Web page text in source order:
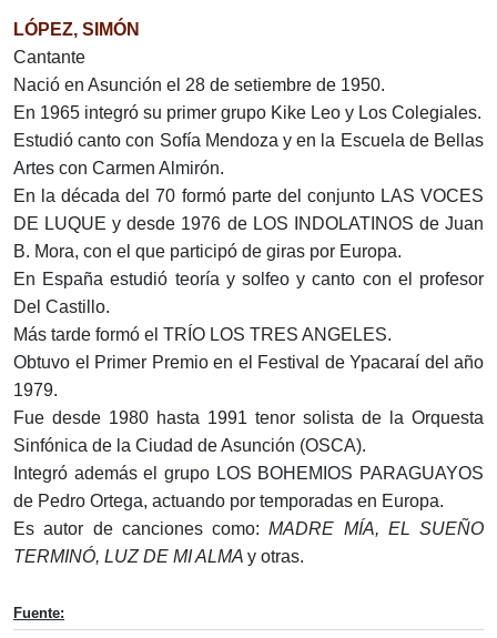
LÓPEZ, SIMÓN
Cantante
Nació en Asunción el 28 de setiembre de 1950.
En 1965 integró su primer grupo Kike Leo y Los Colegiales.
Estudió canto con Sofía Mendoza y en la Escuela de Bellas
Artes con Carmen Almirón.
En la década del 70 formó parte del conjunto LAS VOCES
DE LUQUE y desde 1976 de LOS INDOLATINOS de Juan
B. Mora, con el que participó de giras por Europa.
En España estudió teoría y solfeo y canto con el profesor
Del Castillo.
Más tarde formó el TRÍO LOS TRES ANGELES.
Obtuvo el Primer Premio en el Festival de Ypacaraí del año
1979.
Fue desde 1980 hasta 1991 tenor solista de la Orquesta
Sinfónica de la Ciudad de Asunción (OSCA).
Integró además el grupo LOS BOHEMIOS PARAGUAYOS
de Pedro Ortega, actuando por temporadas en Europa.
Es autor de canciones como:MADRE MÍA, EL SUEÑO
TERMINÓ, LUZ DE MI ALMA y otras.
Fuente: